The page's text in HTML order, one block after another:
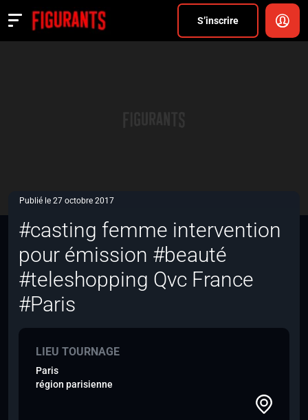
S’inscrire
Actualités
Publié le 27 octobre 2017
#casting femme intervention
pour émission #beauté
#teleshopping Qvc France
#Paris
LIEU TOURNAGE
Paris
région parisienne